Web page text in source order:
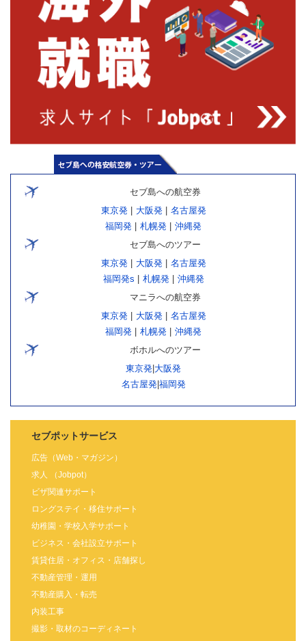
セブ島への航空券
東京発| 大阪発| 名古屋発
福岡発
札幌発
沖縄発
セブ島へのツアー
東京発| 大阪発| 名古屋発
福岡発s
札幌発| 沖縄発
マニラへの航空券
東京発| 大阪発| 名古屋発
福岡発
札幌発
沖縄発
ボホルへのツアー
東京発 大阪発
名古屋発| 福岡発
セブポットサービス
広告（Web・マガジン）
求人 （Jobpot）
ビザ関連サポート
ロングステイ・移住サポート
幼稚園・学校入学サポート
ビジネス・会社設立サポート
賃貸住居・オフィス・店舗探し
不動産管理・運用
不動産購入・転売
内装工事
撮影・取材のコーディネート